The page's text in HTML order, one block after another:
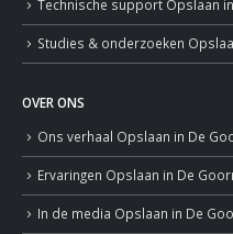
Technische support Opslaan
Studies & onderzoeken
OVER ONS
Ons verhaal Opslaan in De
Ervaringen Opslaan in De
In de media Opslaan in De